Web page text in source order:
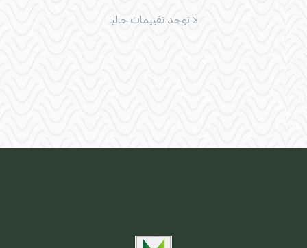
لا توجد تقييمات حاليا